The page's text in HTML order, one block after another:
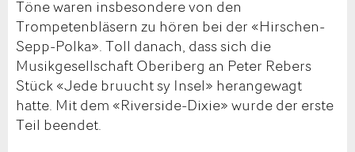
Töne waren insbesondere von den
Trompetenbläsern zu hören bei der «Hirschen-
Sepp-Polka». Toll danach, dass sich die
Musikgesellschaft Oberiberg an Peter Rebers
Stück «Jede bruucht sy Insel» herangewagt
hatte. Mit dem «Riverside-Dixie» wurde der erste
Teil beendet.